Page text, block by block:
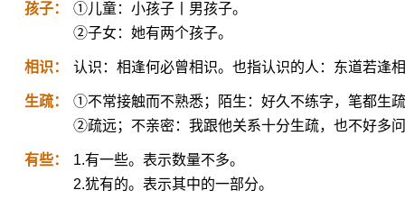
孩子：
①儿童：小孩子丨男孩子。
②子女：她有两个孩子。
相识： 认识：相逢何必曾相识。也指认识的人：东道若逢
生疏：
①不常接触而不熟悉；陌生：好久不练字，笔都生
②疏远；不亲密：我跟他关系十分生疏，也不好多
有些：
1.有一些。表示数量不多。
2.犹有的。表示其中的一部分。